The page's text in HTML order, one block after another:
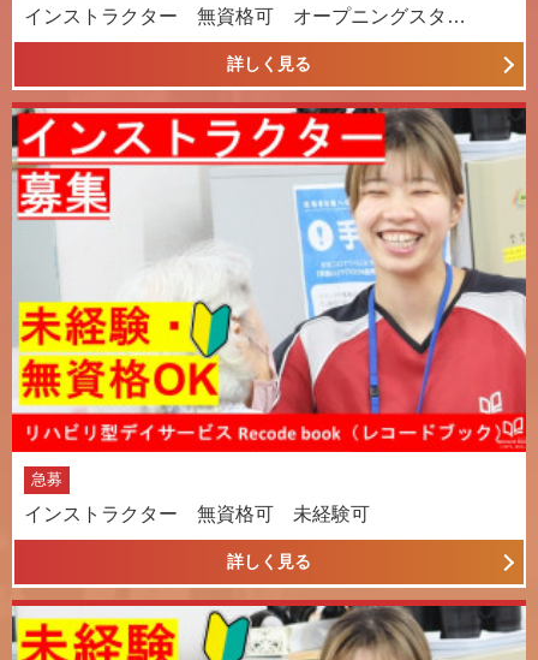
インストラクター 無資格可 オープニングスタ…
詳しく見る
急募
インストラクター 無資格可 未経験可
詳しく見る